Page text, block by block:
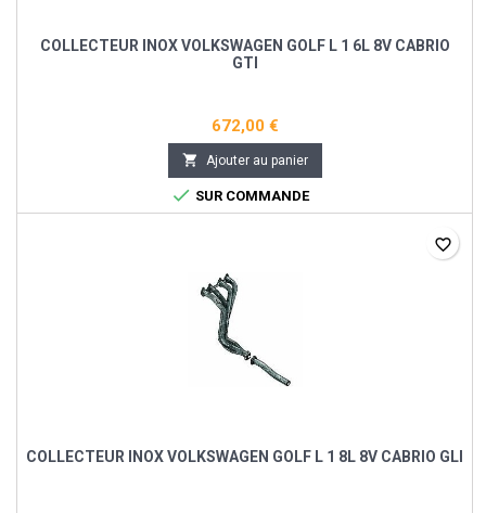
COLLECTEUR INOX VOLKSWAGEN GOLF L 1 6L 8V CABRIO
GTI
672,00 €
 Ajouter au panier
 SUR COMMANDE
COLLECTEUR INOX VOLKSWAGEN GOLF L 1 8L 8V CABRIO GLI
favorite_border